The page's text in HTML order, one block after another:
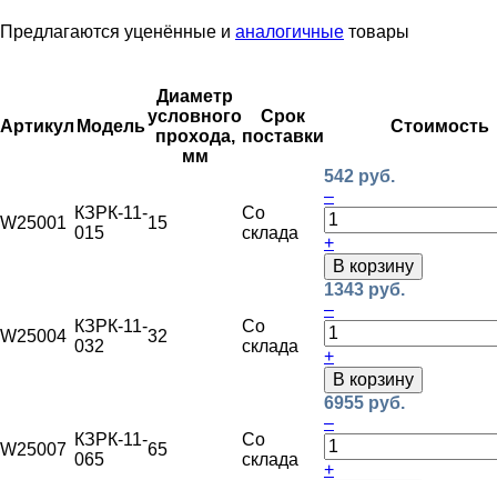
Предлагаются уценённые и аналогичные товары
Артикул Модель
Диаметр
условного
прохода,
мм
Срок
поставки
Стоимость
W25001
КЗРК-11-
015
15
Со
склада
542 руб.
–
+
В корзину
W25004
КЗРК-11-
032
32
Со
склада
1343 руб.
–
+
В корзину
W25007
КЗРК-11-
065
65
Со
склада
6955 руб.
–
+